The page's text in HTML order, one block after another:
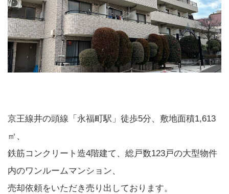
京王線井の頭線「永福町駅」徒歩5分、敷地面積1,613
㎡、
鉄筋コンクリート造4階建て、総戸数123戸の大型物件
内のワンルームマンション、
売却依頼をいただき売り出しております。